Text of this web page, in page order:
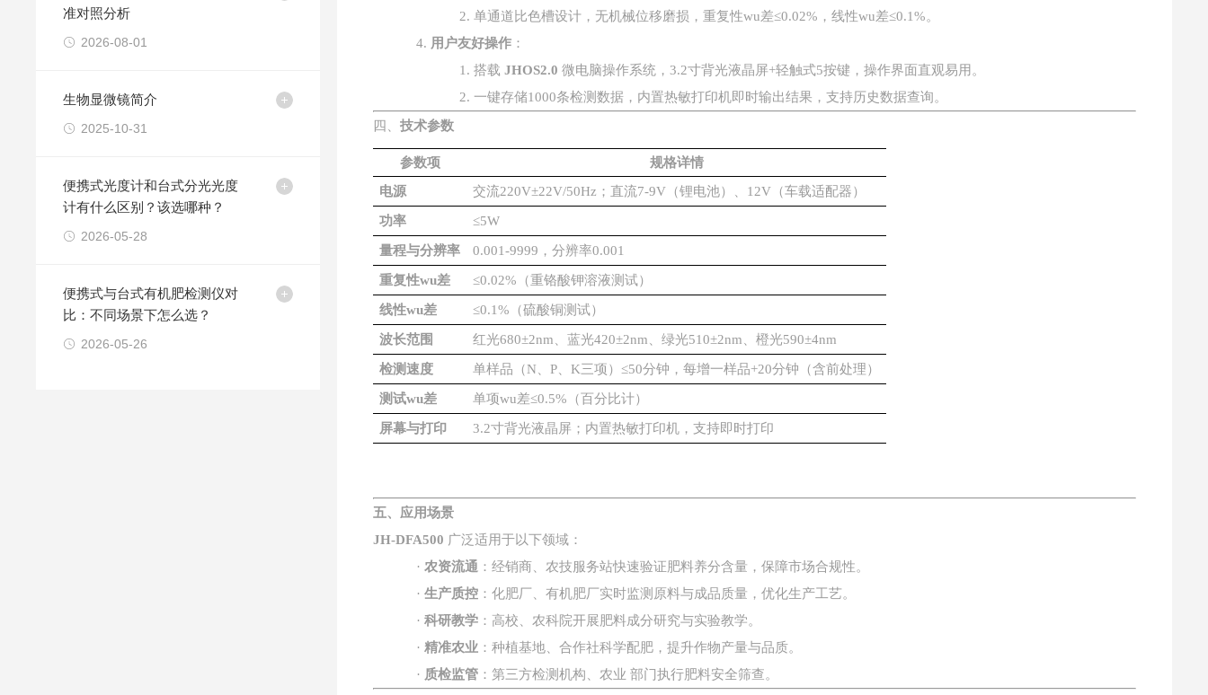
准对照分析
2026-08-01
生物显微镜简介
2025-10-31
便携式光度计和台式分光光度
计有什么区别？该选哪种？
2026-05-28
便携式与台式有机肥检测仪对
比：不同场景下怎么选？
2026-05-26
2.单通道比色槽设计，无机械位移磨损，重复性wu差≤0.02% ，线性wu差≤0.1%。
4. 用户友好操作 ：
1.搭载 JHOS2.0 微电脑操作系统，3.2寸背光液晶屏+轻触式5按键，操作界面直观易用。
2.一键存储1000条检测数据，内置热敏打印机即时输出结果，支持历史数据查询。
四、技术参数
参数项
规格详情
电源
交流220V±22V/50Hz；直流7-9V（锂电池）、12V（车载适配器）
功率 ≤5W
量程与分辨率 0.001-9999，分辨率0.001
重复性wu差 ≤0.02%（重铬酸钾溶液测试）
线性wu差 ≤0.1%（硫酸铜测试）
波长范围 红光680±2nm、蓝光420±2nm、绿光510±2nm、橙光590±4nm
检测速度 单样品（N、P、K三项）≤50分钟，每增一样品+20分钟（含前处理）
测试wu差 单项wu差≤0.5%（百分比计）
屏幕与打印 3.2寸背光液晶屏；内置热敏打印机，支持即时打印
五、应用场景
JH-DFA500 广泛适用于以下领域：
·农资流通 ：经销商、农技服务站快速验证肥料养分含量，保障市场合规性。
·生产质控 ：化肥厂、有机肥厂实时监测原料与成品质量，优化生产工艺。
·科研教学 ：高校、农科院开展肥料成分研究与实验教学。
·精准农业 ：种植基地、合作社科学配肥，提升作物产量与品质。
· 质检监管 ：第三方检测机构、农业 部门执行肥料安全筛查。